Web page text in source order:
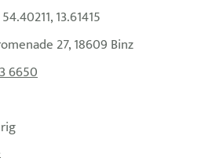
13.61415
27, 18609 Binz
6650